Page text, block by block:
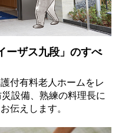
ーザス九段」のすべ
付有料老人ホームをレ
設備、熟練の料理長に
伝えします。